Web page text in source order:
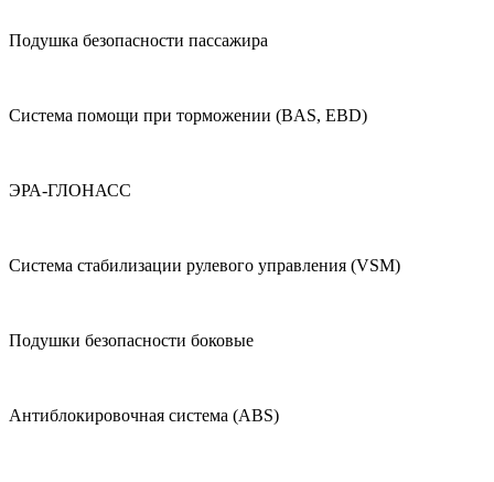
Подушка безопасности пассажира
Система помощи при торможении (BAS, EBD)
ЭРА-ГЛОНАСС
Система стабилизации рулевого управления (VSM)
Подушки безопасности боковые
Антиблокировочная система (ABS)